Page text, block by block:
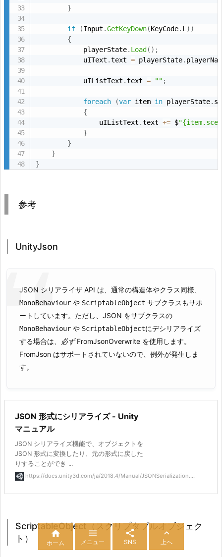
}
if (Input .GetKeyDown(KeyCode. L) )
{
            playerState
. Load ( ) ;
            uIText
.text = playerState.
            uIListText
.text = "" ;
foreach (var item in playerState.
{
                uIListText
.text += $
}
}
}
}
参考
UnityJson
JSON シリアライザ API は、通常の構造体やクラス同様、
MonoBehaviour や ScriptableObject サブクラスもサポ
ートしています。ただし、JSON をサブクラスの
MonoBehaviour や ScriptableObjectにデシリアライズ
する場合は、 必ず FromJsonOverwrite を使用します。
FromJson はサポートされていないので、例外が発生しま
す。
JSON 形式にシリアライズ - Unity
マニュアル
JSON シリアライズ機能で、オブジェクトを
JSON 形式に変換したり、元の形式に戻した
りすることができ ...
https://docs.unity3d.com/ja/2018.4/Manual/JSONSerialization....
ScriptableObject（スクリプタブルオブジェク
ト）

ホーム

メニュー

SNS

上へ